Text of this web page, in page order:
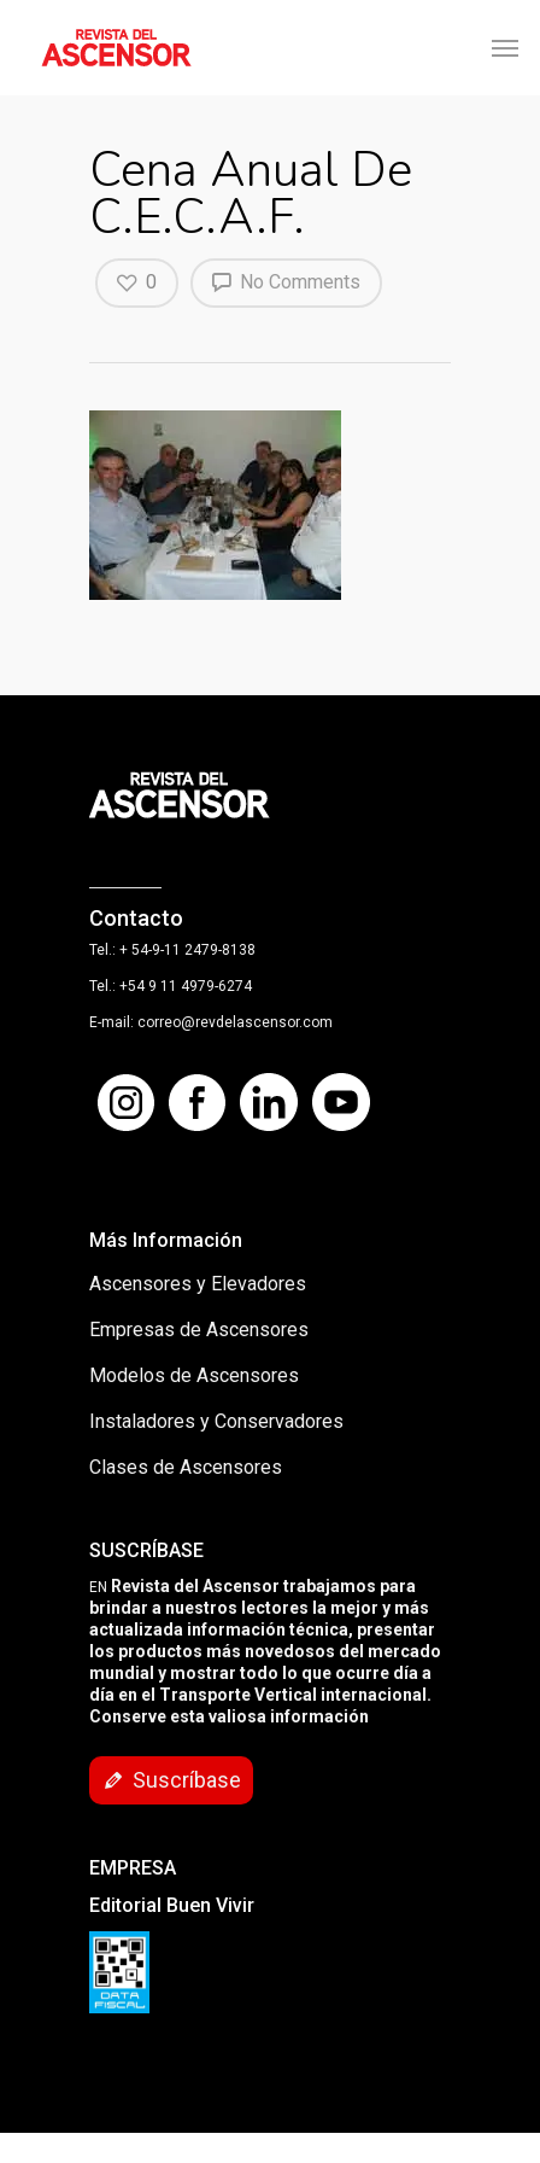
Cena Anual De
C.E.C.A.F.
No Comments
0
Contacto
Tel.: + 54-9-11 2479-8138
Tel.: +54 9 11 4979-6274
E-mail: correo@revdelascensor.com
Más Información
Ascensores y Elevadores
Empresas de Ascensores
Modelos de Ascensores
Instaladores y Conservadores
Clases de Ascensores
SUSCRÍBASE
EN Revista del Ascensor trabajamos para
brindar a nuestros lectores la mejor y más
actualizada información técnica, presentar
los productos más novedosos del mercado
mundial y mostrar todo lo que ocurre día a
día en el Transporte Vertical internacional.
Conserve esta valiosa información
Suscríbase
EMPRESA
Editorial Buen Vivir